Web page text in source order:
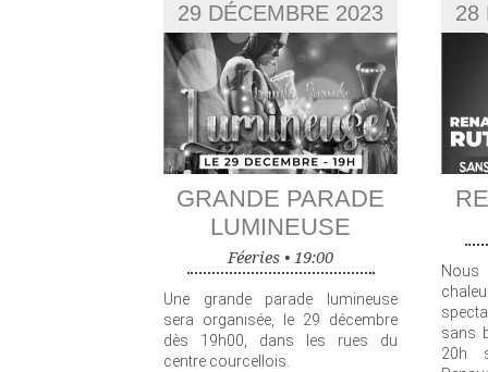
29 DÉCEMBRE 2023
GRANDE PARADE
LUMINEUSE
Féeries • 19:00
Une grande parade lumineuse
sera organisée, le 29 décembre
dès 19h00, dans les rues du
centre courcellois.
28
sans
20h